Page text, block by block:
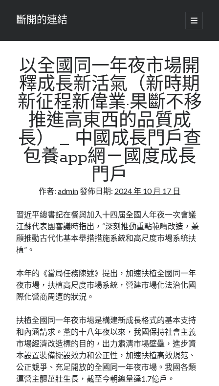
斷開的連結
開
啟
要
單
以全國同一年夜市場開
釋成長新活氣（新時期
新征程新偉業·果斷不移
推進高東西的品質成
長） _ 中國成長門戶查
包養app網－國度成長
門戶
作者: admin發佈日期: 2024 年 10 月 17 日
習近平總書記在餐與加入十四屆全國人年夜一次會議
江蘇代表團審議時指出，“深刻推動重點範疇改造，兼
顧推動古代化基本舉措措施系統和高尺度市場系統扶
植”。
本年的《當局任務陳述》提出，加速扶植全國同一年
夜市場，扶植高尺度市場系統，營建市場化法治化國
際化營商周遭的狀況。
扶植全國同一年夜市場是構建新成長格式的基本支持
和內涵請求。黨的十八年夜以來，我國保持社會主義
市場經濟改造標的目的，出力肅清市場壁壘，進步資
本設置裝備擺設效力和公正性，加速扶植高效規范、
公正競爭、充足開放的全國同一年夜市場。我國各類
運營主體茁壯生長，截至今朝總量達1.7億戶。